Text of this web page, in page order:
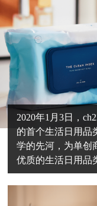
2020年1月3日，
的首个生活日用品
学的先河，为单创
优质的生活日用品